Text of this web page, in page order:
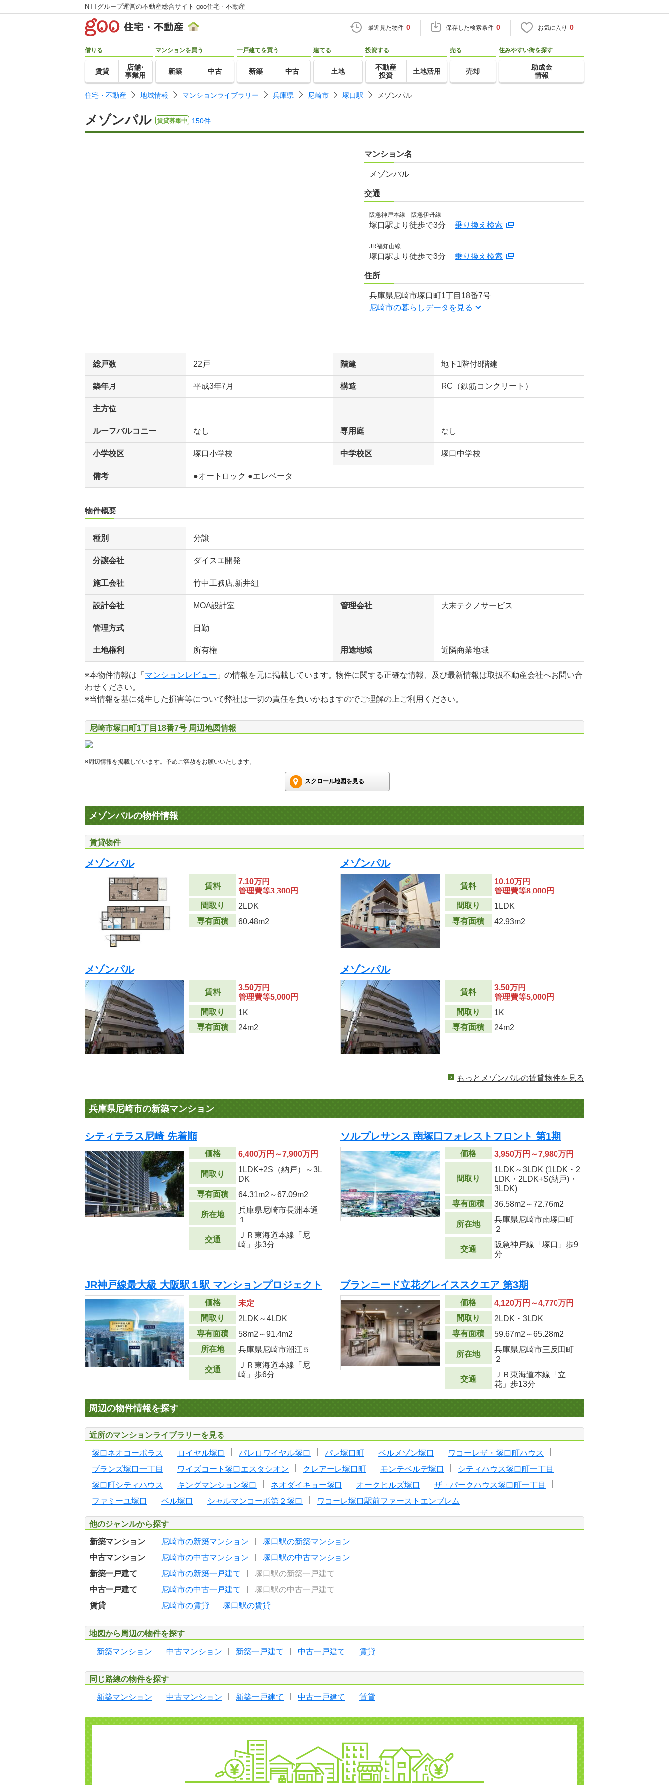
NTTグループ運営の不動産総合サイト goo住宅・不動産
最近見た物件 0 保存した検索条件 0 お気に入り 0
借りる
賃貸
店舗･
事業用
マンションを買う
新築 中古
一戸建てを買う
新築 中古
建てる
土地
投資する
不動産
投資
土地活用
売る
売却
住みやすい街を探す
助成金
情報
住宅・不動産 地域情報 マンションライブラリー 兵庫県 尼崎市 塚口駅 メゾンパル
メゾンパル 賃貸募集中 150件
マンション名
メゾンパル
交通
阪急神戸本線 阪急伊丹線
塚口駅より徒歩で3分 乗り換え検索
JR福知山線
塚口駅より徒歩で3分 乗り換え検索
住所
兵庫県尼崎市塚口町1丁目18番7号
尼崎市の暮らしデータを見る
総戸数 22戸 階建 地下1階付8階建
築年月 平成3年7月 構造 RC（鉄筋コンクリート）
主方位
ルーフバルコニー なし 専用庭 なし
小学校区 塚口小学校 中学校区 塚口中学校
備考 ●オートロック ●エレベータ
物件概要
種別 分譲
分譲会社 ダイスエ開発
施工会社 竹中工務店,新井組
設計会社 MOA設計室 管理会社 大末テクノサービス
管理方式 日勤
土地権利 所有権 用途地域 近隣商業地域
※本物件情報は「 マンションレビュー 」の情報を元に掲載しています。物件に関する正確な情報、及び最新情報は取扱不動産会社へお問い合
わせください。
※当情報を基に発生した損害等について弊社は一切の責任を負いかねますのでご理解の上ご利用ください。
尼崎市塚口町1丁目18番7号 周辺地図情報
※周辺情報を掲載しています。予めご容赦をお願いいたします。
スクロール地図を見る
メゾンパルの物件情報
賃貸物件
メゾンパル
賃料
7.10万円
管理費等3,300円
間取り
2LDK
専有面積
60.48m2
メゾンパル
賃料
10.10万円
管理費等8,000円
間取り
1LDK
専有面積
42.93m2
メゾンパル
賃料
3.50万円
管理費等5,000円
間取り
1K
専有面積
24m2
メゾンパル
賃料
3.50万円
管理費等5,000円
間取り
1K
専有面積
24m2
もっとメゾンパルの賃貸物件を見る
兵庫県尼崎市の新築マンション
シティテラス尼崎 先着順
価格 6,400万円～7,900万円
間取り
1LDK+2S（納戸）～3L
DK
専有面積
64.31m2 ～67.09m2
所在地
兵庫県尼崎市長洲本通
１
交通
ＪＲ東海道本線「尼
崎」歩3分
ソルプレサンス 南塚口フォレストフロント 第1期
価格 3,950万円～7,980万円
間取り
1LDK～3LDK (1LDK・2
LDK・2LDK+S(納戸)・
3LDK)
専有面積
36.58m2 ～72.76m2
所在地
兵庫県尼崎市南塚口町
２
交通
阪急神戸線「塚口」歩9
分
JR神戸線最大級 大阪駅１駅 マンションプロジェクト
価格
未定
間取り
2LDK～4LDK
専有面積
58m2 ～91.4m2
所在地
兵庫県尼崎市潮江５
交通
ＪＲ東海道本線「尼
崎」歩6分
ブランニード立花グレイススクエア 第3期
価格
4,120万円～4,770万円
間取り
2LDK・3LDK
専有面積
59.67m2 ～65.28m2
所在地
兵庫県尼崎市三反田町
２
交通
ＪＲ東海道本線「立
花」歩13分
周辺の物件情報を探す
近所のマンションライブラリーを見る
塚口ネオコーポラス ロイヤル塚口 パレロワイヤル塚口 パレ塚口町 ベルメゾン塚口
ワコーレザ・塚口町ハウス
ブランズ塚口一丁目
ワイズコート塚口エスタシオン クレアーレ塚口町 モンテベルデ塚口
シティハウス塚口町一丁目
塚口町シティハウス
キングマンション塚口 ネオダイキョー塚口 オークヒルズ塚口
ザ・パークハウス塚口町一丁目
ファミーユ塚口
ベル塚口 シャルマンコーポ第２塚口 ワコーレ塚口駅前ファーストエンブレム
他のジャンルから探す
新築マンション 尼崎市の新築マンション
塚口駅の新築マンション
中古マンション
尼崎市の中古マンション
塚口駅の中古マンション
新築一戸建て
尼崎市の新築一戸建て
塚口駅の新築一戸建て
中古一戸建て
尼崎市の中古一戸建て
塚口駅の中古一戸建て
賃貸
尼崎市の賃貸 塚口駅の賃貸
地図から周辺の物件を探す
新築マンション 中古マンション 新築一戸建て 中古一戸建て 賃貸
同じ路線の物件を探す
新築マンション 中古マンション 新築一戸建て 中古一戸建て 賃貸